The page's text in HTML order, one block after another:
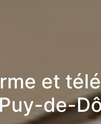
et
de-